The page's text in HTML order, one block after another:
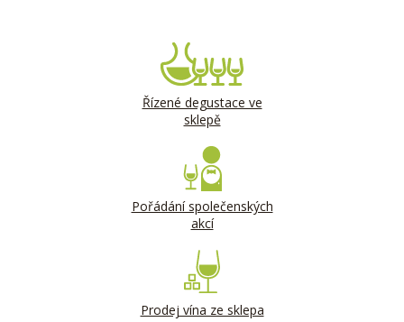
Řízené degustace ve
sklepě
Pořádání společenských
akcí
Prodej vína ze sklepa